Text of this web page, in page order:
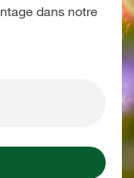
dans notre